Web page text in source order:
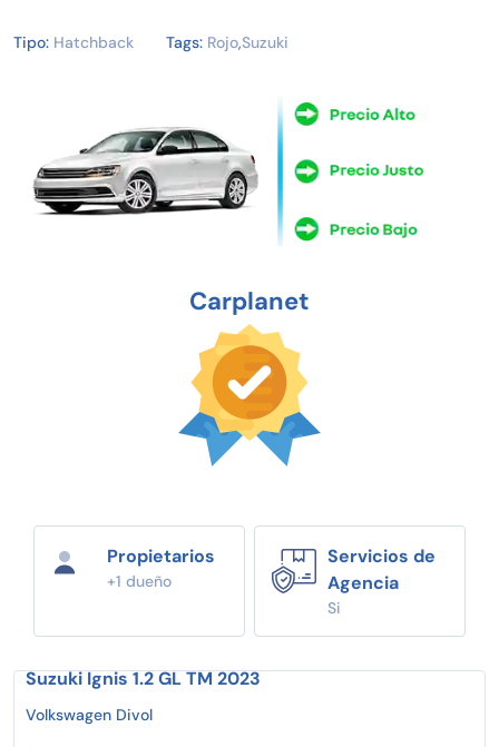
Tipo: Hatchback Tags: Rojo,Suzuki
Carplanet
Propietarios
+1 dueño
Servicios de
Agencia
Si
Suzuki Ignis 1.2 GL TM 2023
Volkswagen Divol